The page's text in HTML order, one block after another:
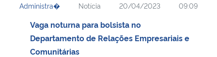
Administra� Notícia 20/04/2023 09:09
Vaga noturna para bolsista no
Departamento de Relações Empresariais e
Comunitárias